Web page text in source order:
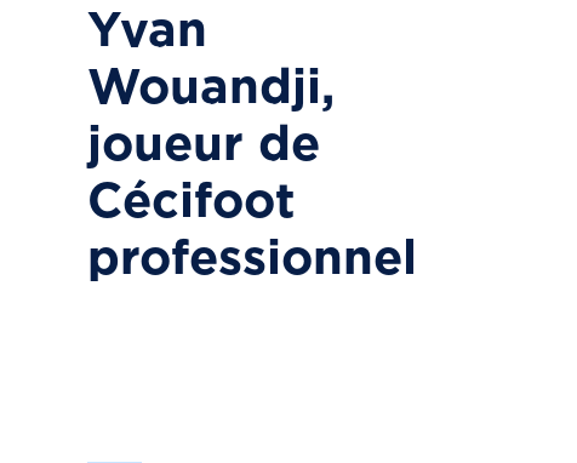
Yvan
Wouandji,
joueur de
Cécifoot
professionnel